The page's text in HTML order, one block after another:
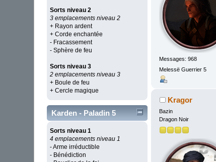
Sorts niveau 2
3 emplacements niveau 2
+ Rayon ardent
+ Corde enchantée
- Fracassement
- Sphère de feu
Sorts niveau 3
2 emplacements niveau 3
+ Boule de feu
+ Cercle magique
Karden - Paladin 5
Sorts niveau 1
4 emplacements niveau 1
- Arme irréductible
- Bénédiction
Messages: 968
Melessë Guerrier 5
Kragor
Bazin
Dragon Noir